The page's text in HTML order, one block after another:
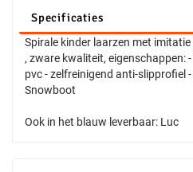
Specificaties
Spirale kinder laarzen met
, zware kwaliteit, eigenschappen:
pvc - zelfreinigend anti-slipprofiel
Snowboot
Ook in het blauw leverbaar: Luc